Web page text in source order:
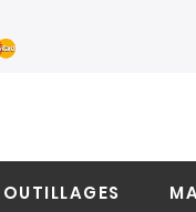
OUTILLAGES